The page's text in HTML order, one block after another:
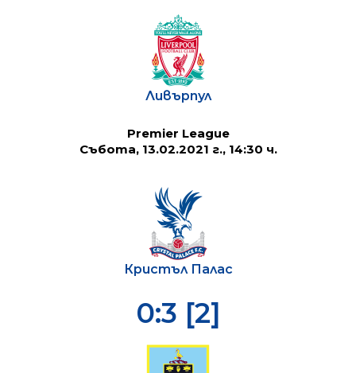
Ливърпул
Premier League
Събота, 13.02.2021 г., 14:30 ч.
Кристъл Палас
0:3 [2]